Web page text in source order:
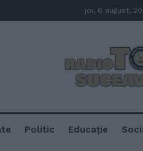
joi, 6 august,
Politic Educație